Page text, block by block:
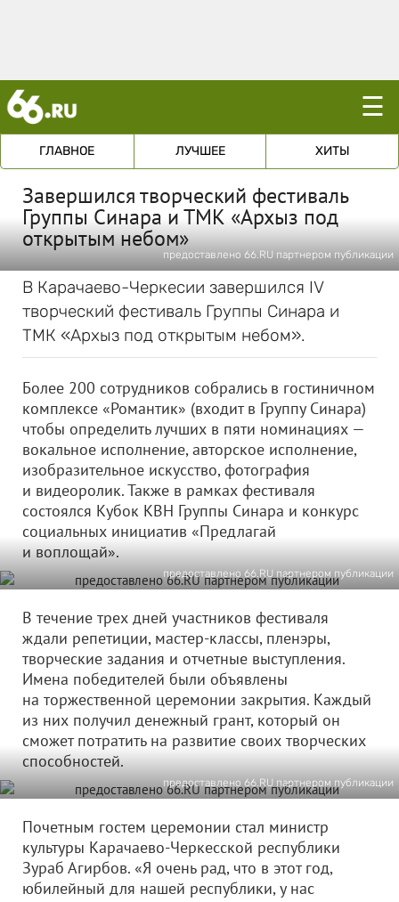
☰
ГЛАВНОЕ ЛУЧШЕЕ ХИТЫ
Завершился творческий фестиваль
Группы Синара и ТМК «Архыз под
открытым небом»
предоставлено 66.RU партнером публикации
В Карачаево-Черкесии завершился IV
творческий фестиваль Группы Синара и
ТМК «Архыз под открытым небом».
Более 200 сотрудников собрались в гостиничном
комплексе «Романтик» (входит в Группу Синара)
чтобы определить лучших в пяти номинациях —
вокальное исполнение, авторское исполнение,
изобразительное искусство, фотография
и видеоролик. Также в рамках фестиваля
состоялся Кубок КВН Группы Синара и конкурс
социальных инициатив «Предлагай
и воплощай».
предоставлено 66.RU партнером публикации
В течение трех дней участников фестиваля
ждали репетиции, мастер-классы, пленэры,
творческие задания и отчетные выступления.
Имена победителей были объявлены
на торжественной церемонии закрытия. Каждый
из них получил денежный грант, который он
сможет потратить на развитие своих творческих
способностей.
предоставлено 66.RU партнером публикации
Почетным гостем церемонии стал министр
культуры Карачаево-Черкесской республики
Зураб Агирбов. «Я очень рад, что в этот год,
юбилейный для нашей республики, у нас